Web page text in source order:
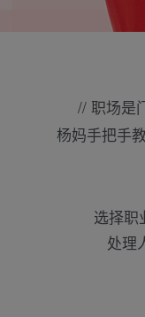
// 职场是
杨妈手把手
选择职
处理